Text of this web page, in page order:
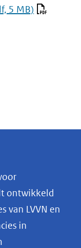
5 MB)
ontwikkeld
van LVVN en
in